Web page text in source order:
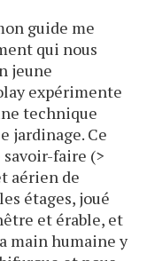
guide me
qui nous
jeune
expérimente
technique
jardinage. Ce
faire (>
aérien de
étages, joué
et érable, et
main humaine y